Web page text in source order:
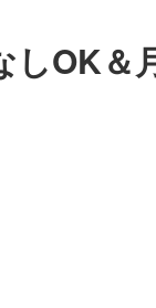
しOK